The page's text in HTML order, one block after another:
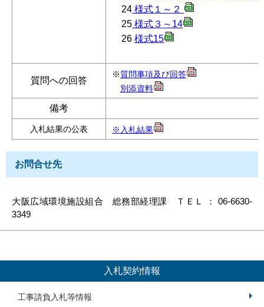
24 様式１～２
25 様式３～14
26 様式15
質問への回答
※質問事項及び回答
別添資料
備考
入札結果の公表 ※入札結果
お問合せ先
大阪広域環境施設組合 総務部経理課 ＴＥＬ ： 06-6630-
3349
入札契約情報
工事請負入札等情報